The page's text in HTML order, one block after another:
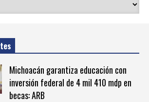
Michoacán garantiza educación con
inversión federal de 4 mil 410 mdp en
becas: ARB